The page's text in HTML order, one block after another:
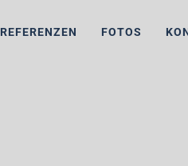
REFERENZEN FOTOS